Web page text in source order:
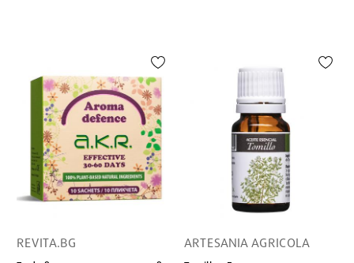
REVITA.BG ARTESANIA AGRICOLA